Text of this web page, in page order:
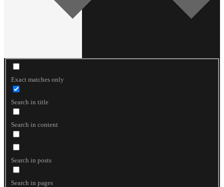
Exact matches only
Search in title
Search in content
Search in posts
Search in pages